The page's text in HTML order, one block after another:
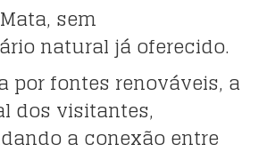
sem
natural já oferecido.
por fontes renováveis, a
dos visitantes,
a conexão entre